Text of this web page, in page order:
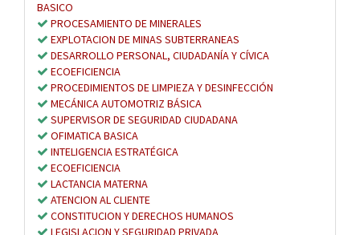
BASICO
PROCESAMIENTO DE MINERALES
EXPLOTACION DE MINAS SUBTERRANEAS
DESARROLLO PERSONAL, CIUDADANÍA Y CÍVICA
ECOEFICIENCIA
PROCEDIMIENTOS DE LIMPIEZA Y DESINFECCIÓN
MECÁNICA AUTOMOTRIZ BÁSICA
SUPERVISOR DE SEGURIDAD CIUDADANA
OFIMATICA BASICA
INTELIGENCIA ESTRATÉGICA
ECOEFICIENCIA
LACTANCIA MATERNA
ATENCION AL CLIENTE
CONSTITUCION Y DERECHOS HUMANOS
LEGISLACION Y SEGURIDAD PRIVADA